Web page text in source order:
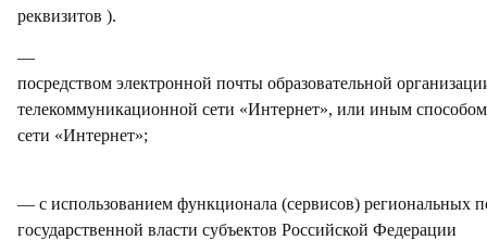
реквизитов ).
—
посредством электронной почты образовательной
телекоммуникационной сети «Интернет», или иным способом
сети «Интернет»;
— с использованием функционала (сервисов) региональных
государственной власти субъектов Российской Федерации